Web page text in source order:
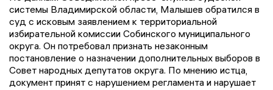
системы Владимирской области, Малышев обратился в
суд с исковым заявлением к территориальной
избирательной комиссии Собинского муниципального
округа. Он потребовал признать незаконным
постановление о назначении дополнительных выборов в
Совет народных депутатов округа. По мнению истца,
документ принят с нарушением регламента и нарушает